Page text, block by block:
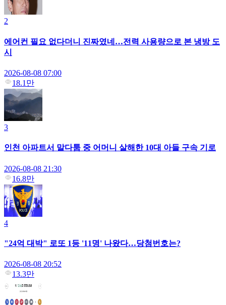
2
에어컨 필요 없다더니 진짜였네…전력 사용량으로 본 냉방 도
시
2026-08-08 07:00
18.1만
3
인천 아파트서 말다툼 중 어머니 살해한 10대 아들 구속 기로
2026-08-08 21:30
16.8만
4
"24억 대박" 로또 1등 '11명' 나왔다…당첨번호는?
2026-08-08 20:52
13.3만